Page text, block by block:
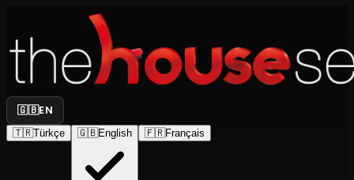
🇬🇧EN
🇹🇷Türkçe 🇬🇧English 🇫🇷Français